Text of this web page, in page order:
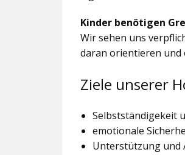
Kinder benötigen
Wir sehen uns
daran orientieren und
Ziele unserer
Selbstständigekeit
emotionale
Unterstützung und